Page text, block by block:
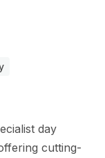
day
cutting-